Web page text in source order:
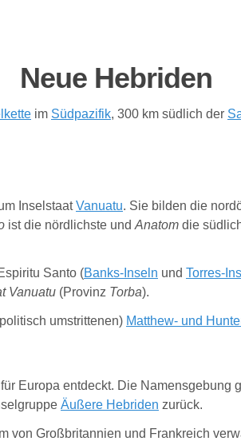
Neue Hebriden
im Südpazifik, 300 km südlich der
InselstaatVanuatu. Sie bilden die
ist die nördlichste und Anatom die
Santo (Banks-Inseln und Torres-
Vanuatu (Provinz Torba).
umstrittenen) Matthew- und
Europa entdeckt. Die Namensgebung
Äußere Hebriden zurück.
von Großbritannien und Frankreich